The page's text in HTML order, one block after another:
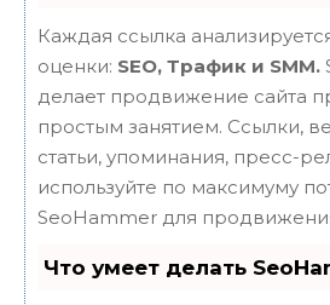
Каждая ссылка
оценки: SEO, Трафик и SMM.
делает продвижение сайта
простым занятием. Ссылки,
статьи, упоминания, пресс-
используйте по максимуму
SeoHammer для
Что умеет делать